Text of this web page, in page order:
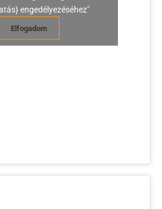
engedélyezéséhez"
Elfogadom